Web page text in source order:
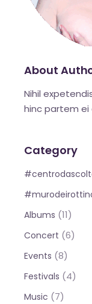
About
Nihil
hinc partem ei
Category
Albums (11)
Concert (6)
Events (8)
Festivals (4)
Music (7)